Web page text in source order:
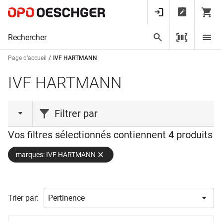
Page d’accueil IVF HARTMANN
IVF HARTMANN
Filtrer par
type de produit
Gant (1)
Plâtre (1)
gamme de produits
Vos filtres sélectionnés contiennent 4 produits
marques: IVF HARTMANN
Trier par: